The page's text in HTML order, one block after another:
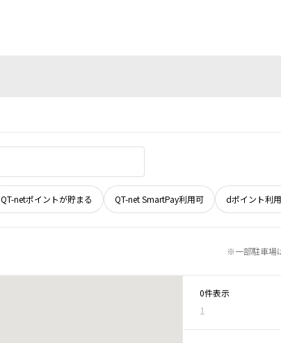
QT-netポイントが貯まる QT-net SmartPay利用可 dポイント利
※一部駐車場
0件表示
1